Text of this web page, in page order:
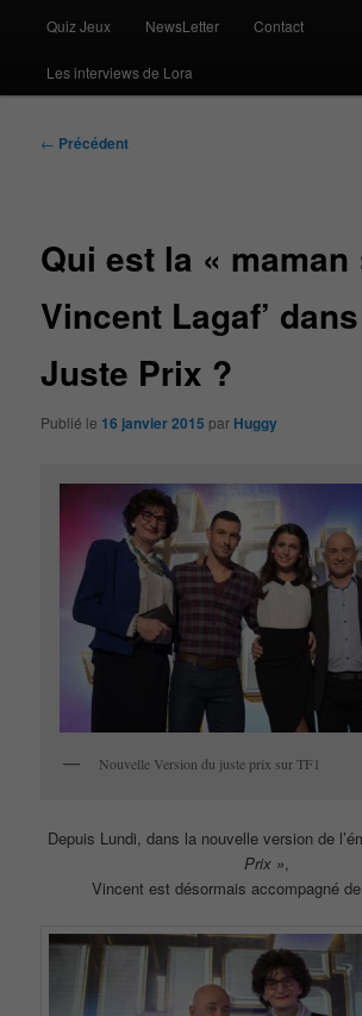
Quiz Jeux NewsLetter Contact
Les interviews de Lora
Navigation
← Précédent
Qui est la « maman
Vincent Lagaf’
Juste Prix ?
Publié le 16 janvier 2015 par Huggy
Nouvelle Version du juste prix sur TF1
Depuis Lundi, dans la nouvelle version de
Prix »,
Vincent est désormais accompagné